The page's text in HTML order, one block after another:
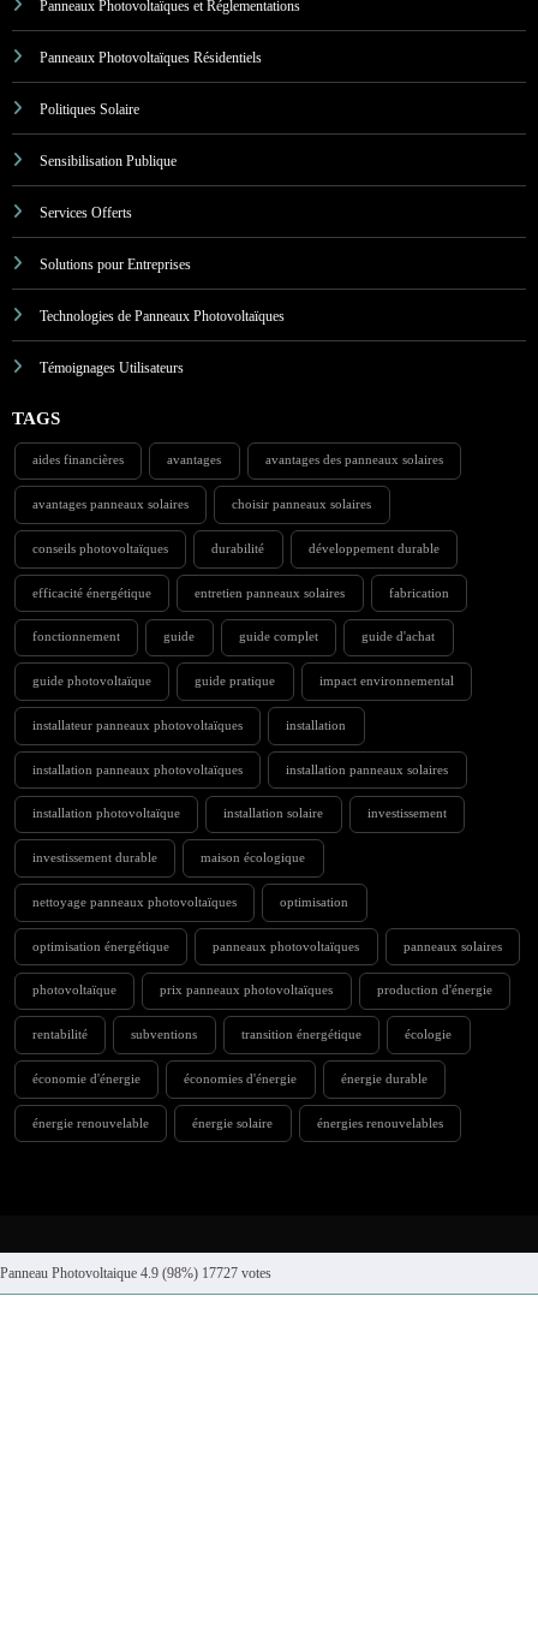
Panneaux Photovoltaïques et Réglementations
Panneaux Photovoltaïques Résidentiels
Politiques Solaire
Sensibilisation Publique
Services Offerts
Solutions pour Entreprises
Technologies de Panneaux Photovoltaïques
Témoignages Utilisateurs
TAGS
aides financières avantages avantages des panneaux solaires
avantages panneaux solaires choisir panneaux solaires
conseils photovoltaïques durabilité développement durable
efficacité énergétique entretien panneaux solaires fabrication
fonctionnement guide guide complet guide d'achat
guide photovoltaïque guide pratique impact environnemental
installateur panneaux photovoltaïques installation
installation panneaux photovoltaïques installation panneaux solaires
installation photovoltaïque installation solaire investissement
investissement durable maison écologique
nettoyage panneaux photovoltaïques optimisation
optimisation énergétique panneaux photovoltaïques panneaux solaires
photovoltaïque prix panneaux photovoltaïques production d'énergie
rentabilité subventions transition énergétique écologie
économie d'énergie économies d'énergie énergie durable
énergie renouvelable énergie solaire énergies renouvelables
Panneau Photovoltaique 4.9 (98%) 17727 votes